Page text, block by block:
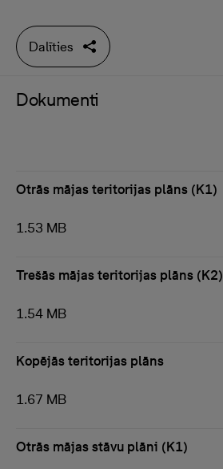
Dalīties
Dokumenti
Otrās mājas teritorijas plāns (K1)
1.53 MB
Trešās mājas teritorijas plāns (K2)
1.54 MB
Kopējās teritorijas plāns
1.67 MB
Otrās mājas stāvu plāni (K1)